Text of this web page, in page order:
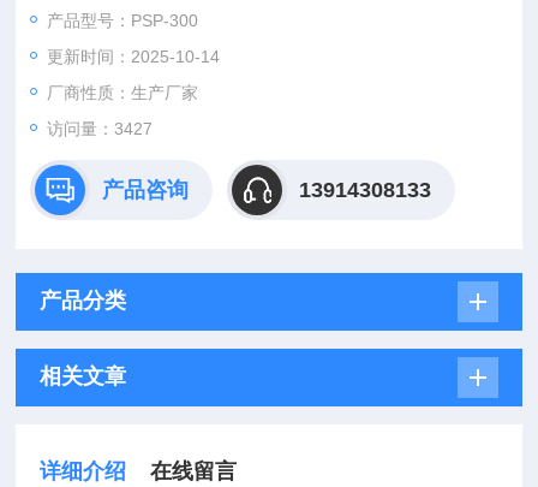
个健康的生活环境。
产品型号：PSP-300
更新时间：2025-10-14
厂商性质：生产厂家
访问量：3427
产品咨询 13914308133
产品分类
相关文章
详细介绍 在线留言